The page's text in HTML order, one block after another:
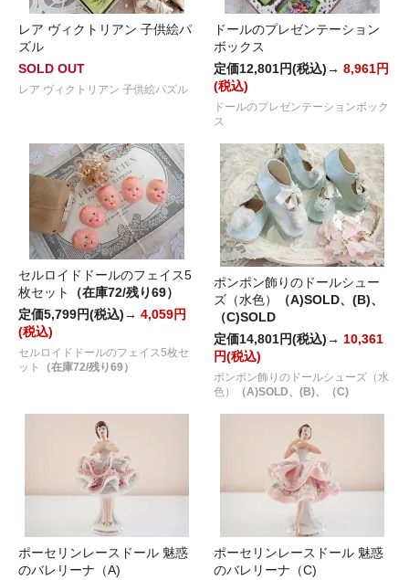
レア ヴィクトリアン 子供絵パ
ズル
SOLD OUT
レア ヴィクトリアン 子供絵パズル
ドールのプレゼンテーション
ボックス
定価12,801円(税込)→ 8,961円
(税込)
ドールのプレゼンテーションボック
ス
セルロイドドールのフェイス5
枚セット
（在庫72/残り69）
定価5,799円(税込)→ 4,059円
(税込)
セルロイドドールのフェイス5枚セ
ット
（在庫72/残り69）
ポンポン飾りのドールシュー
ズ（水色）
（A)SOLD、(B)、
（C)SOLD
定価14,801円(税込)→ 10,361
円(税込)
ポンポン飾りのドールシューズ（水
色）
（A)SOLD、(B)、（C)
ポーセリンレースドール 魅惑
のバレリーナ（A)
ポーセリンレースドール 魅惑
のバレリーナ（C)